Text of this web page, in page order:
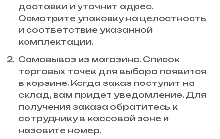
доставки и уточнит адрес.
Осмотрите упаковку на целостность
и соответствие указанной
комплектации.
Самовывоз из магазина. Список
торговых точек для выбора появится
в корзине. Когда заказ поступит на
склад, вам придет уведомление. Для
получения заказа обратитесь к
сотруднику в кассовой зоне и
назовите номер.